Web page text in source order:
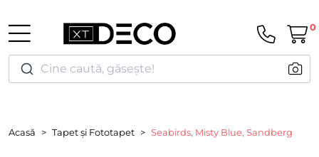
Cine caută, găsește!
0
Acasă Tapet și Fototapet Seabirds, Misty Blue, Sandberg